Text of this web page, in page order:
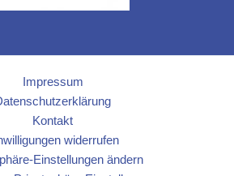
Impressum
Kontakt
widerrufen
Einstellungen ändern